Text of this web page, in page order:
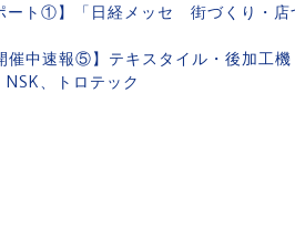
ート①】「日経メッセ 街づくり・
催中速報⑤】テキスタイル・後加工
、トロテック